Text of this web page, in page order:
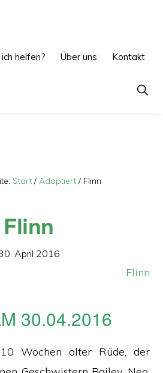
helfen? Über uns Kontakt
Show
Start / Adoptiert / Flinn
Flinn
April 2016
30.04.2016
Wochen alter Rüde, der